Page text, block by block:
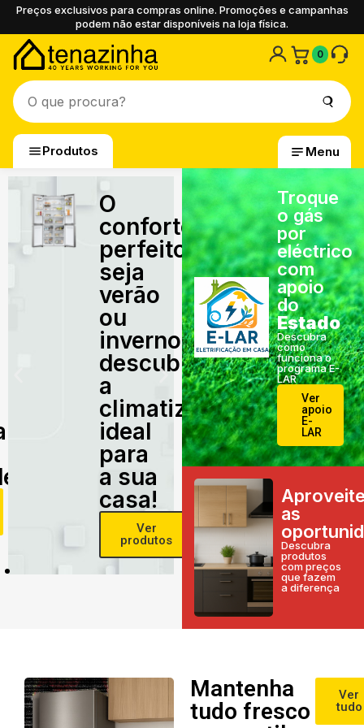
Preços exclusivos para compras online. Promoções e campanhas
podem não estar disponíveis na loja física.
0
Produtos Menu
O
conforto
perfeito,
seja
verão
ou
inverno,
descubra
a
climatização
ideal
para
a sua
casa!
Ver
produtos
Troque
o gás
por
eléctrico
com
apoio
do
Estado
Descubra
como
funciona o
programa E-
LAR
Ver
apoio
E-
LAR
as
Descubra
produtos
com preços
que fazem
a diferença
Mantenha
tudo fresco
Ver
tudo